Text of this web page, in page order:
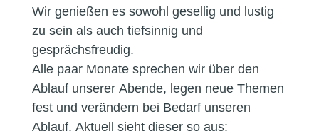
Wir genießen es sowohl gesellig und lustig
zu sein als auch tiefsinnig und
gesprächsfreudig.
Alle paar Monate sprechen wir über den
Ablauf unserer Abende, legen neue Themen
fest und verändern bei Bedarf unseren
Ablauf. Aktuell sieht dieser so aus: